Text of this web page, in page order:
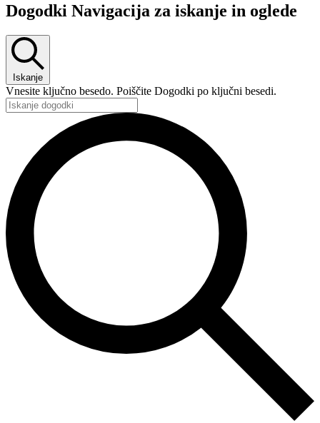
Dogodki Navigacija za iskanje in oglede
Iskanje
Vnesite ključno besedo. Poiščite Dogodki po ključni besedi.